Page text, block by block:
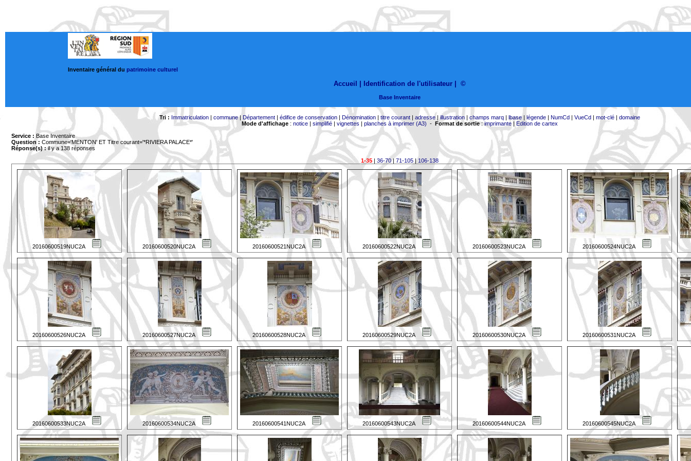
Inventaire général du patrimoine culturel
Accueil | Identification de l'utilisateur ©
Base Inventaire
Tri : Immatriculation| commune| Département| édifice de conservation| Dénomination| titre courant| adresse|illustration| champs marq| lbase| légende| NumCd| VueCd| mot-clé| domaine
Mode d'affichage: notice| simplifié| vignettes | planches à imprimer (A3) - Format de sortie:imprimante| Edition de cartex
Service : Base Inventaire
Question : Commune='MENTON' ET Titre courant='*RIVIERA PALACE*'
Réponse(s) :il y a 138 réponses
1-35| 36-70| 71-105|106-138
20160600519NUC2A 20160600520NUC2A 20160600521NUC2A 20160600522NUC2A 20160600523NUC2A 20160600524NUC2A
20160600526NUC2A 20160600527NUC2A 20160600528NUC2A 20160600529NUC2A 20160600530NUC2A 20160600531NUC2A
20160600533NUC2A 20160600534NUC2A 20160600541NUC2A 20160600543NUC2A 20160600544NUC2A 20160600545NUC2A